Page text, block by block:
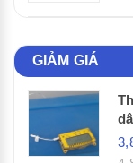
GIẢM GIÁ